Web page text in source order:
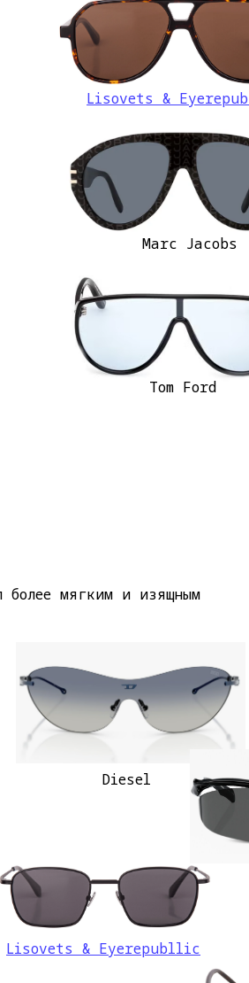
Marc Jacobs
Tom Ford
Lisovets &
мягким и изящным
Diesel
Lisovets & Eyerepubllic